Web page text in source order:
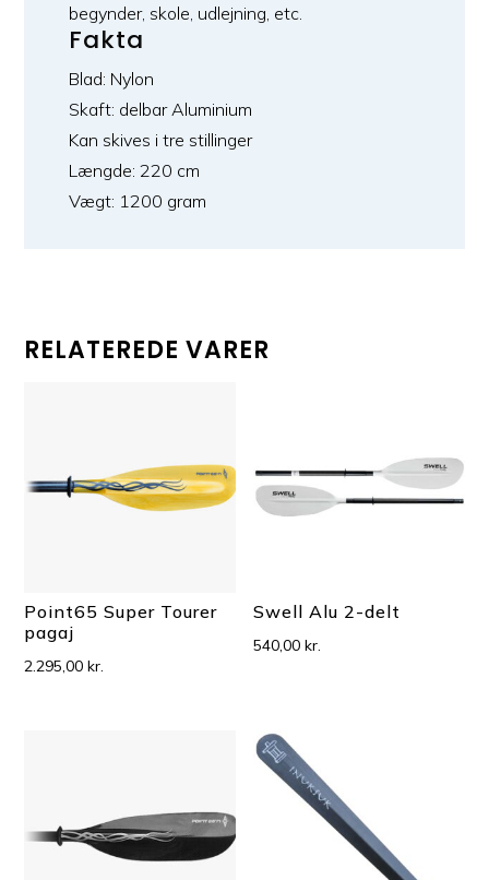
begynder, skole, udlejning, etc.
Fakta
Blad: Nylon
Skaft: delbar Aluminium
Kan skives i tre stillinger
Længde: 220 cm
Vægt: 1200 gram
RELATEREDE VARER
Point65 Super Tourer
pagaj
2.295,00kr.
Swell Alu 2-delt
540,00kr.